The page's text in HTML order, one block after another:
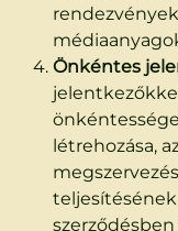
Önkéntes
létrehozása,
teljesítésének